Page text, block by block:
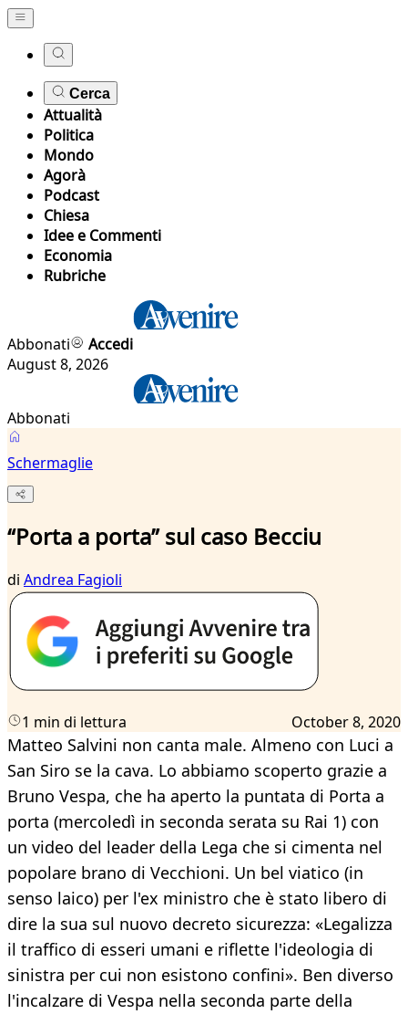
Cerca
Attualità
Politica
Mondo
Agorà
Podcast
Chiesa
Idee e Commenti
Economia
Rubriche
Abbonati
Accedi
August 8, 2026
Abbonati
Schermaglie
“Porta a porta” sul caso Becciu
di Andrea Fagioli
1 min di lettura October 8, 2020
Matteo Salvini non canta male. Almeno con Luci a
San Siro se la cava. Lo abbiamo scoperto grazie a
Bruno Vespa, che ha aperto la puntata di Porta a
porta (mercoledì in seconda serata su Rai 1) con
un video del leader della Lega che si cimenta nel
popolare brano di Vecchioni. Un bel viatico (in
senso laico) per l'ex ministro che è stato libero di
dire la sua sul nuovo decreto sicurezza: «Legalizza
il traffico di esseri umani e riflette l'ideologia di
sinistra per cui non esistono confini». Ben diverso
l'incalzare di Vespa nella seconda parte della